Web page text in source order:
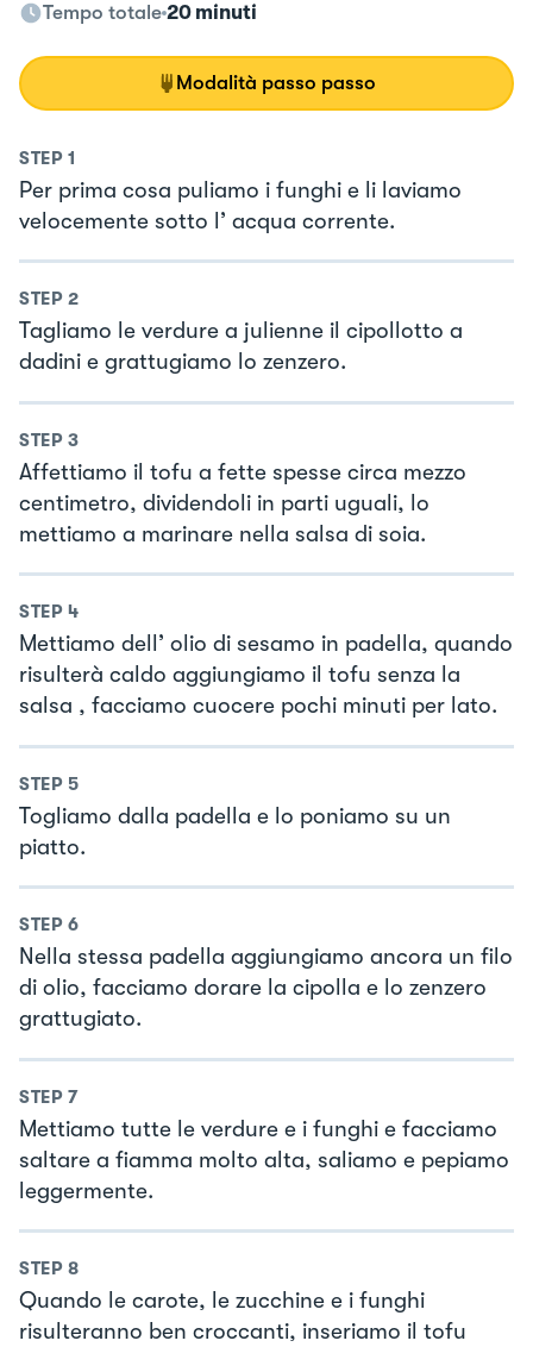
Tempo totale 20 minuti
Modalità passo passo
STEP 1
Per prima cosa puliamo i funghi e li laviamo
velocemente sotto l’ acqua corrente.
STEP 2
Tagliamo le verdure a julienne il cipollotto a
dadini e grattugiamo lo zenzero.
STEP 3
Affettiamo il tofu a fette spesse circa mezzo
centimetro, dividendoli in parti uguali, lo
mettiamo a marinare nella salsa di soia.
STEP 4
Mettiamo dell’ olio di sesamo in padella, quando
risulterà caldo aggiungiamo il tofu senza la
salsa , facciamo cuocere pochi minuti per lato.
STEP 5
Togliamo dalla padella e lo poniamo su un
piatto.
STEP 6
Nella stessa padella aggiungiamo ancora un filo
di olio, facciamo dorare la cipolla e lo zenzero
grattugiato.
STEP 7
Mettiamo tutte le verdure e i funghi e facciamo
saltare a fiamma molto alta, saliamo e pepiamo
leggermente.
STEP 8
Quando le carote, le zucchine e i funghi
risulteranno ben croccanti, inseriamo il tofu